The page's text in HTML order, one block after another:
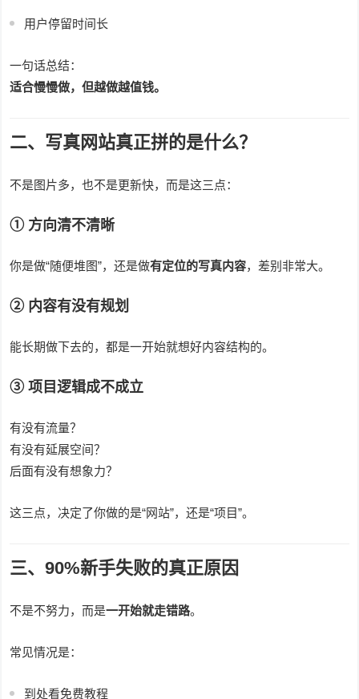
用户停留时间长
一句话总结：
适合慢慢做，但越做越值钱。
二、写真网站真正拼的是什么？
不是图片多，也不是更新快，而是这三点：
① 方向清不清晰
你是做“随便堆图”，还是做有定位的写真内容，差别非常大。
② 内容有没有规划
能长期做下去的，都是一开始就想好内容结构的。
③ 项目逻辑成不成立
有没有流量？
有没有延展空间？
后面有没有想象力？
这三点，决定了你做的是“网站”，还是“项目”。
三、90%新手失败的真正原因
不是不努力，而是一开始就走错路。
常见情况是：
到处看免费教程